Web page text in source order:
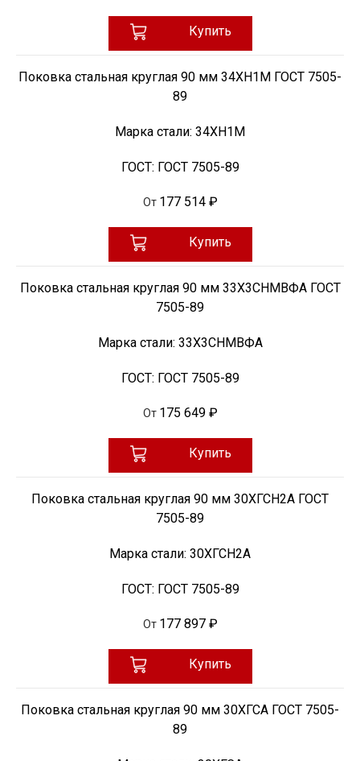
Купить
Поковка стальная круглая 90 мм 34ХН1М ГОСТ 7505-
89
Марка стали: 34ХН1М
ГОСТ: ГОСТ 7505-89
От 177 514 ₽
Купить
Поковка стальная круглая 90 мм 33Х3СНМВФА ГОСТ
7505-89
Марка стали: 33Х3СНМВФА
ГОСТ: ГОСТ 7505-89
От 175 649 ₽
Купить
Поковка стальная круглая 90 мм 30ХГСН2А ГОСТ
7505-89
Марка стали: 30ХГСН2А
ГОСТ: ГОСТ 7505-89
От 177 897 ₽
Купить
Поковка стальная круглая 90 мм 30ХГСА ГОСТ 7505-
89